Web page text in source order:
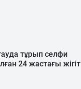
тұрып селфи
24 жастағы жігіт